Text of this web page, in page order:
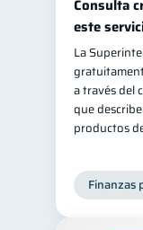
Consulta
este
La
a través del
que
productos
Finanzas